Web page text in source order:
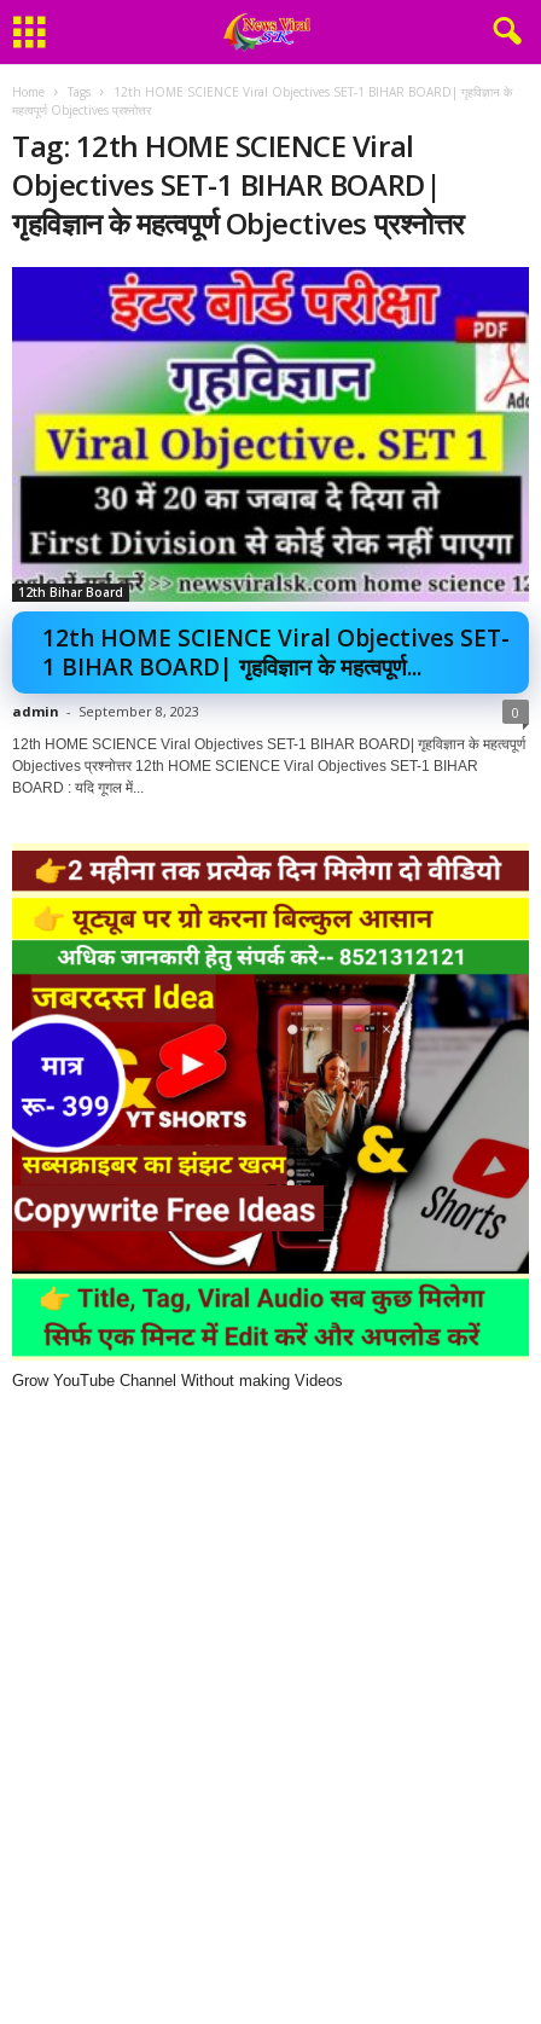
Home Tags
12th HOME SCIENCE Viral Objectives SET-1 BIHAR BOARD| गृहविज्ञान के
महत्वपूर्ण Objectives प्रश्नोत्तर
Tag: 12th HOME SCIENCE Viral
Objectives SET-1 BIHAR BOARD|
गृहविज्ञान के महत्वपूर्ण Objectives प्रश्नोत्तर
12th Bihar Board
12th HOME SCIENCE Viral Objectives SET-
1 BIHAR BOARD| गृहविज्ञान के महत्वपूर्ण...
admin - September 8, 2023 0
12th HOME SCIENCE Viral Objectives SET-1 BIHAR BOARD| गृहविज्ञान के महत्वपूर्ण
Objectives प्रश्नोत्तर 12th HOME SCIENCE Viral Objectives SET-1 BIHAR
BOARD : यदि गूगल में...
Grow YouTube Channel Without making Videos